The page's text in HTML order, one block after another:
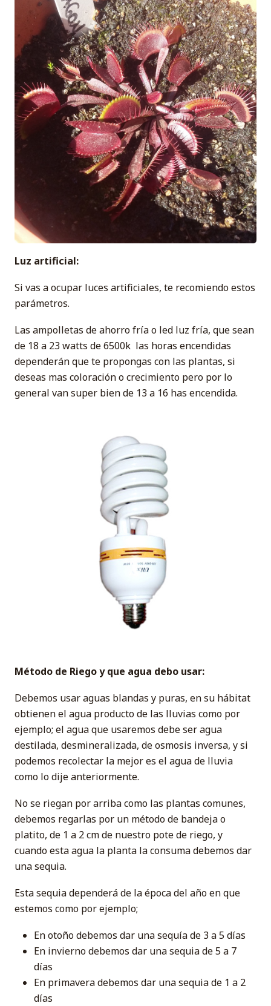
Luz artificial:
Si vas a ocupar luces artificiales, te recomiendo estos
parámetros.
Las ampolletas de ahorro fría o led luz fría, que sean
de 18 a 23 watts de 6500k las horas encendidas
dependerán que te propongas con las plantas, si
deseas mas coloración o crecimiento pero por lo
general van super bien de 13 a 16 has encendida.
Método de Riego y que agua debo usar:
Debemos usar aguas blandas y puras, en su hábitat
obtienen el agua producto de las lluvias como por
ejemplo; el agua que usaremos debe ser agua
destilada, desmineralizada, de osmosis inversa, y si
podemos recolectar la mejor es el agua de lluvia
como lo dije anteriormente.
No se riegan por arriba como las plantas comunes,
debemos regarlas por un método de bandeja o
platito, de 1 a 2 cm de nuestro pote de riego, y
cuando esta agua la planta la consuma debemos dar
una sequia.
Esta sequia dependerá de la época del año en que
estemos como por ejemplo;
En otoño debemos dar una sequía de 3 a 5 días
En invierno debemos dar una sequia de 5 a 7
días
En primavera debemos dar una sequia de 1 a 2
días